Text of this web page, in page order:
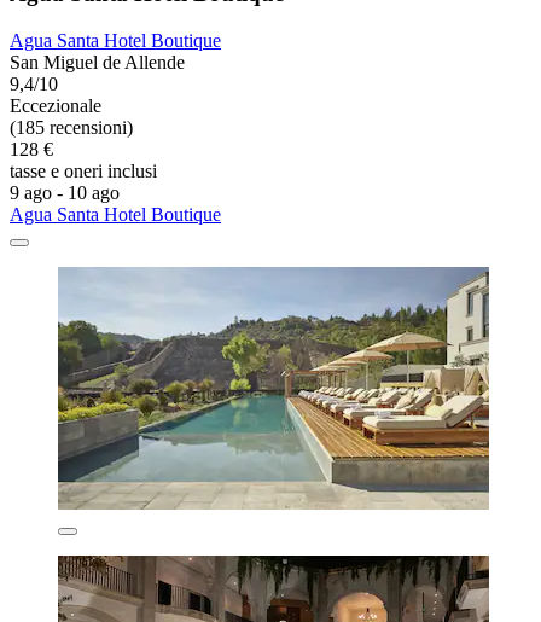
Agua Santa Hotel Boutique
San Miguel de Allende
9,4/10
Eccezionale
(185 recensioni)
128 €
tasse e oneri inclusi
9 ago - 10 ago
Agua Santa Hotel Boutique